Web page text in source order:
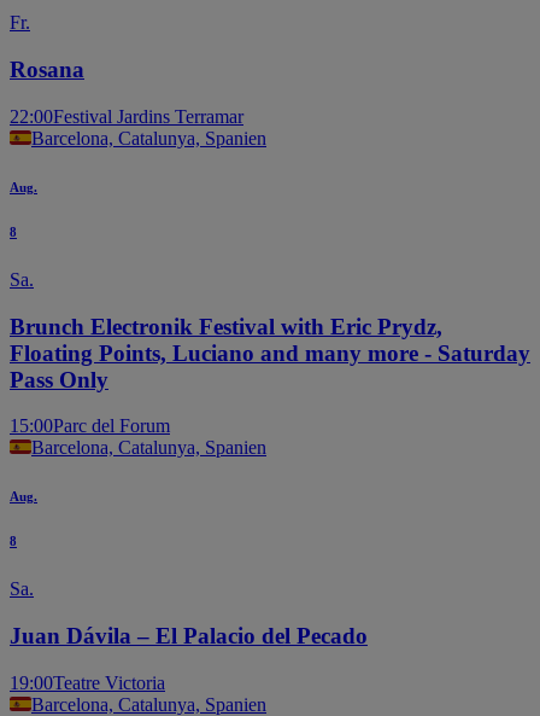
Fr.
Rosana
22:00Festival Jardins Terramar
Barcelona, Catalunya, Spanien
Aug.
8
Sa.
Brunch Electronik Festival with Eric Prydz,
Floating Points, Luciano and many more - Saturday
Pass Only
15:00Parc del Forum
Barcelona, Catalunya, Spanien
Aug.
8
Sa.
Juan Dávila – El Palacio del Pecado
19:00Teatre Victoria
Barcelona, Catalunya, Spanien